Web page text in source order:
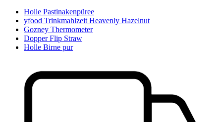
Holle Pastinakenpüree
yfood Trinkmahlzeit Heavenly Hazelnut
Gozney Thermometer
Dopper Flip Straw
Holle Birne pur